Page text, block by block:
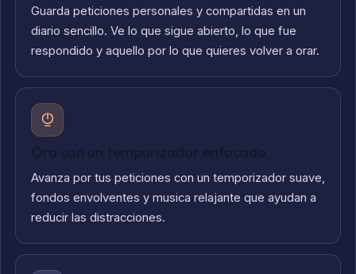
Guarda peticiones personales y compartidas en un
diario sencillo. Ve lo que sigue abierto, lo que fue
respondido y aquello por lo que quieres volver a orar.
Avanza por tus peticiones con un temporizador suave,
fondos envolventes y musica relajante que ayudan a
reducir las distracciones.